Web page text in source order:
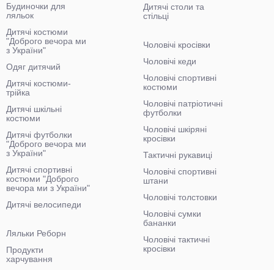
Дитячі столи та
стільці
Будиночки для
ляльок
Дитячі костюми
"Доброго вечора ми
з України"
Одяг дитячий
Дитячі костюми-
трійка
Дитячі шкільні
костюми
Дитячі футболки
"Доброго вечора ми
з України"
Дитячі спортивні
костюми "Доброго
вечора ми з України"
Дитячі велосипеди
Чоловічі кросівки
Чоловічі кеди
Чоловічі спортивні
костюми
Чоловічі патріотичні
футболки
Чоловічі шкіряні
кросівки
Тактичні рукавиці
Чоловічі спортивні
штани
Чоловічі толстовки
Чоловічі сумки
бананки
Чоловічі тактичні
кросівки
Ляльки Реборн
Продукти
харчування